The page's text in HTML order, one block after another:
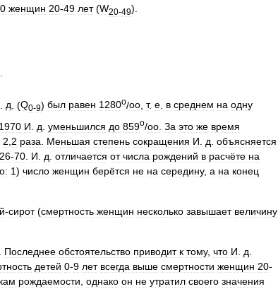
женщин 20-49 лет(W20-49).
д . (Q0-9) был равен 1280o/оo т. е в среднем на одну
1970 И д уменьшился до 859o/оо За это же время
2 2 раза Меньшая степень сокращения И д объясняется
-70 И д отличается от числа рождений в расчёте на
1) число женщин берётся не на середину, а на конец
-сирот(смертность женщин несколько завышает величину
Последнее обстоятельство приводит к тому, что И д
детей 0-9 лет всегда выше смертности женщин 20-
рождаемости однако он не утратил своего значения